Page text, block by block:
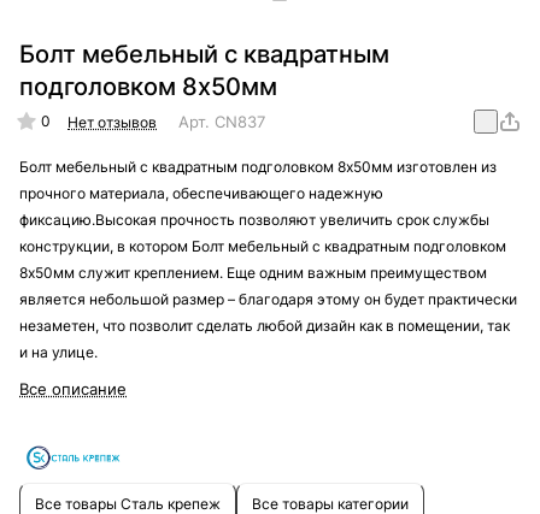
Болт мебельный с квадратным
подголовком 8х50мм
0 Нет отзывов Арт. CN837
Болт мебельный с квадратным подголовком 8х50мм изготовлен из
прочного материала, обеспечивающего надежную
фиксацию.Высокая прочность позволяют увеличить срок службы
конструкции, в котором Болт мебельный с квадратным подголовком
8х50мм служит креплением. Еще одним важным преимуществом
является небольшой размер – благодаря этому он будет практически
незаметен, что позволит сделать любой дизайн как в помещении, так
и на улице.
Все описание
Все товары Сталь крепеж Все товары категории